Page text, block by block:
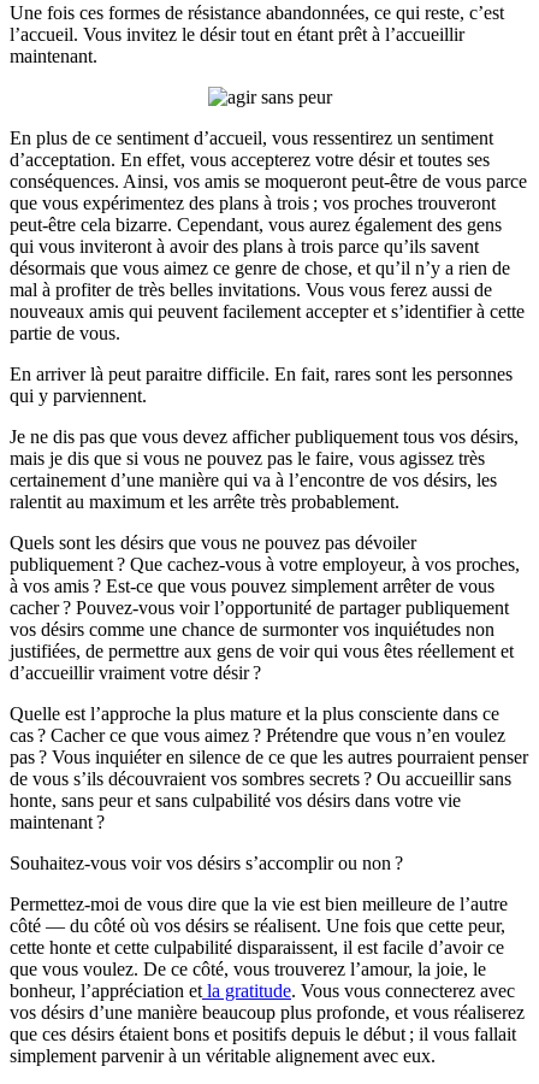
Une fois ces formes de résistance abandonnées, ce qui reste, c’est
l’accueil. Vous invitez le désir tout en étant prêt à l’accueillir
maintenant.
En plus de ce sentiment d’accueil, vous ressentirez un sentiment
d’acceptation. En effet, vous accepterez votre désir et toutes ses
conséquences. Ainsi, vos amis se moqueront peut-être de vous parce
que vous expérimentez des plans à trois ; vos proches trouveront
peut-être cela bizarre. Cependant, vous aurez également des gens
qui vous inviteront à avoir des plans à trois parce qu’ils savent
désormais que vous aimez ce genre de chose, et qu’il n’y a rien de
mal à profiter de très belles invitations. Vous vous ferez aussi de
nouveaux amis qui peuvent facilement accepter et s’identifier à cette
partie de vous.
En arriver là peut paraitre difficile. En fait, rares sont les personnes
qui y parviennent.
Je ne dis pas que vous devez afficher publiquement tous vos désirs,
mais je dis que si vous ne pouvez pas le faire, vous agissez très
certainement d’une manière qui va à l’encontre de vos désirs, les
ralentit au maximum et les arrête très probablement.
Quels sont les désirs que vous ne pouvez pas dévoiler
publiquement ? Que cachez-vous à votre employeur, à vos proches,
à vos amis ? Est-ce que vous pouvez simplement arrêter de vous
cacher ? Pouvez-vous voir l’opportunité de partager publiquement
vos désirs comme une chance de surmonter vos inquiétudes non
justifiées, de permettre aux gens de voir qui vous êtes réellement et
d’accueillir vraiment votre désir ?
Quelle est l’approche la plus mature et la plus consciente dans ce
cas ? Cacher ce que vous aimez ? Prétendre que vous n’en voulez
pas ? Vous inquiéter en silence de ce que les autres pourraient penser
de vous s’ils découvraient vos sombres secrets ? Ou accueillir sans
honte, sans peur et sans culpabilité vos désirs dans votre vie
maintenant ?
Souhaitez-vous voir vos désirs s’accomplir ou non ?
Permettez-moi de vous dire que la vie est bien meilleure de l’autre
côté — du côté où vos désirs se réalisent. Une fois que cette peur,
cette honte et cette culpabilité disparaissent, il est facile d’avoir ce
que vous voulez. De ce côté, vous trouverez l’amour, la joie, le
bonheur, l’appréciation et la gratitude. Vous vous connecterez avec
vos désirs d’une manière beaucoup plus profonde, et vous réaliserez
que ces désirs étaient bons et positifs depuis le début ; il vous fallait
simplement parvenir à un véritable alignement avec eux.